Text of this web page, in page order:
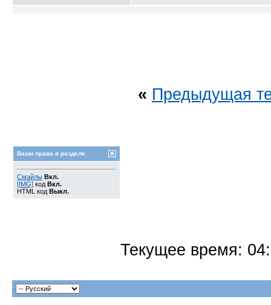
« Предыдущая
Ваши права в разделе
Смайлы Вкл.
[IMG] код Вкл.
HTML код Выкл.
Текущее время: